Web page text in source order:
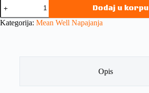
Dodaj u korpu
Kategorija: Mean Well Napajanja
Opis